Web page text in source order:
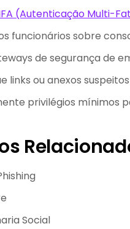
(Autenticação Multi-
funcionários sobre
de segurança de
links ou anexos
privilégios mínimos
Social